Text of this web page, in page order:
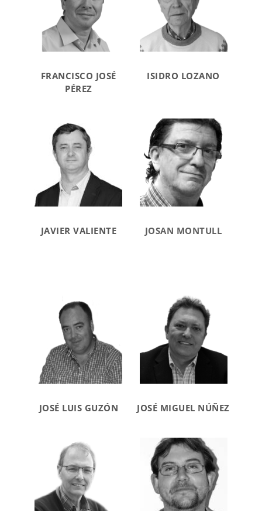
FRANCISCO JOSÉ
PÉREZ
ISIDRO LOZANO
JAVIER VALIENTE JOSAN MONTULL
JOSÉ LUIS GUZÓN JOSÉ MIGUEL NÚÑEZ